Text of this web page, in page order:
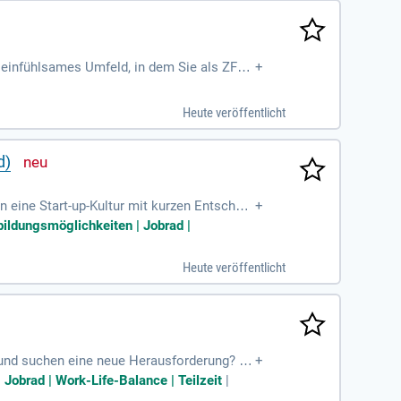
Umfeld, in dem Sie als ZFA,
dem Empfang und der Praxisleitung zu
Urlaub und geregelten Arbeitszeite
und einer betrieblichen
+
Heute veröffentlicht
Start-up-Kultur mit kurzen Entscheid
r (ZMP/DH) behandelst
Du übernimmst die Vor- und Na
Terminkoordination und die Dokume
Bewirb dich jetzt und werde Teil unse
+
| Jobrad |
Heute veröffentlicht
suchen eine neue Herausforderung? Wi
Profitieren Sie von att
Unsere betriebliche Altersvorsorge sorg
+
| Work-Life-Balance | Teilzeit